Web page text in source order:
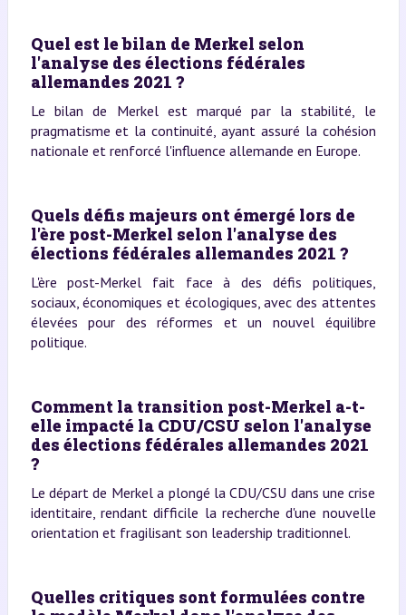
Quel est le bilan de Merkel selon
l'analyse des élections fédérales
allemandes 2021 ?
Le bilan de Merkel est marqué par la stabilité, le
pragmatisme et la continuité, ayant assuré la cohésion
nationale et renforcé l'influence allemande en Europe.
Quels défis majeurs ont émergé lors de
l'ère post-Merkel selon l'analyse des
élections fédérales allemandes 2021 ?
L'ère post-Merkel fait face à des défis politiques,
sociaux, économiques et écologiques, avec des attentes
élevées pour des réformes et un nouvel équilibre
politique.
Comment la transition post-Merkel a-t-
elle impacté la CDU/CSU selon l'analyse
des élections fédérales allemandes 2021
?
Le départ de Merkel a plongé la CDU/CSU dans une crise
identitaire, rendant difficile la recherche d'une nouvelle
orientation et fragilisant son leadership traditionnel.
Quelles critiques sont formulées contre